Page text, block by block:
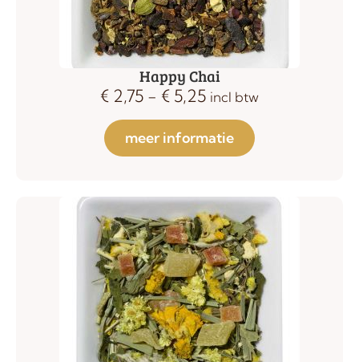
Happy Chai
€ 2,75 - € 5,25 incl btw
meer informatie